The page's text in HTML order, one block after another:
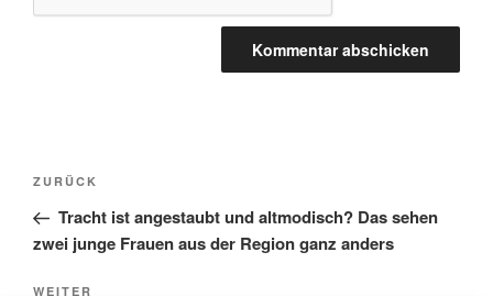
Beitragsnavigation
Vorheriger
Beitrag
ZURÜCK
Tracht ist angestaubt und altmodisch? Das sehen
zwei junge Frauen aus der Region ganz anders
WEITER